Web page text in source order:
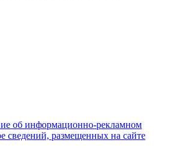
об информационно-рекламном
сведений, размещенных на сайте